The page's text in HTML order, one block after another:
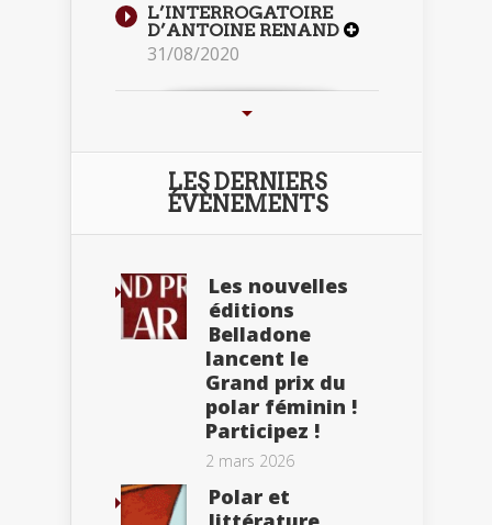
L’INTERROGATOIRE
D’ANTOINE RENAND
31/08/2020
LES DERNIERS
ÉVÈNEMENTS
Les nouvelles
éditions
Belladone
lancent le
Grand prix du
polar féminin !
Participez !
2 mars 2026
Polar et